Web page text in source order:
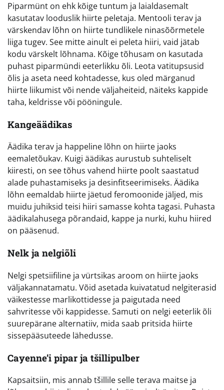
Piparmünt on ehk kõige tuntum ja laialdasemalt
kasutatav looduslik hiirte peletaja. Mentooli terav ja
värskendav lõhn on hiirte tundlikele ninasõõrmetele
liiga tugev. See mitte ainult ei peleta hiiri, vaid jätab
kodu värskelt lõhnama. Kõige tõhusam on kasutada
puhast piparmündi eeterlikku õli. Leota vatitupsusid
õlis ja aseta need kohtadesse, kus oled märganud
hiirte liikumist või nende väljaheiteid, näiteks kappide
taha, keldrisse või pööningule.
Kangeäädikas
Äädika terav ja happeline lõhn on hiirte jaoks
eemaletõukav. Kuigi äädikas aurustub suhteliselt
kiiresti, on see tõhus vahend hiirte poolt saastatud
alade puhastamiseks ja desinfitseerimiseks. Äädika
lõhn eemaldab hiirte jäetud feromoonide jäljed, mis
muidu juhiksid teisi hiiri samasse kohta tagasi. Puhasta
äädikalahusega põrandaid, kappe ja nurki, kuhu hiired
on pääsenud.
Nelk ja nelgiõli
Nelgi spetsiifiline ja vürtsikas aroom on hiirte jaoks
väljakannatamatu. Võid asetada kuivatatud nelgiterasid
väikestesse marlikottidesse ja paigutada need
sahvritesse või kappidesse. Samuti on nelgi eeterlik õli
suurepärane alternatiiv, mida saab pritsida hiirte
sissepääsuteede lähedusse.
Cayenne’i pipar ja tšillipulber
Kapsaitsiin, mis annab tšillile selle terava maitse ja